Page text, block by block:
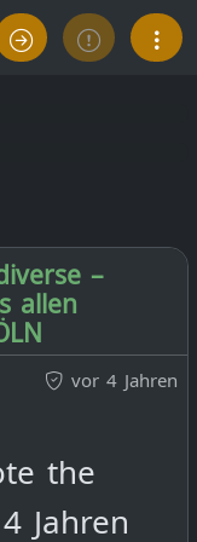
–
allen
vor 4 Jahren
the
Jahren